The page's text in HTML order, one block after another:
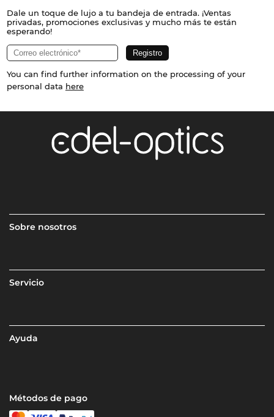
Dale un toque de lujo a tu bandeja de entrada. ¡Ventas
privadas, promociones exclusivas y mucho más te están
esperando!
You can find further information on the processing of your
personal data here
Sobre nosotros
Servicio
Ayuda
Métodos de pago